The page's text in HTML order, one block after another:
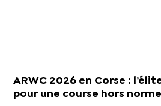
ARWC 2026 en Corse :
pour une course hors norme